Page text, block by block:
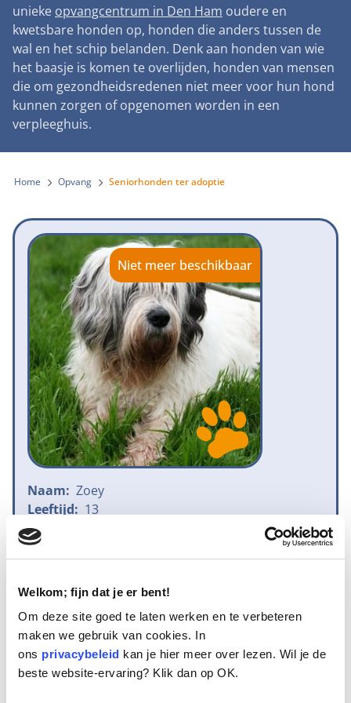
Welkom; fijn dat je er bent!
Om deze site goed te laten werken en te verbeteren
maken we gebruik van cookies. In
ons privacybeleid kan je hier meer over lezen. Wil je de
beste website-ervaring? Klik dan op OK.
Landelijke registratie bijtincidenten
Verantwoord fokbeleid
Landelijk vuurwerkverbod
Verplichte pre-aanschaf cursus
Gemeentelijk meldpunt bijtincidenten
Bescherming tegen grasaren
Lezingen
Symposium Gemeentelijk Dierenbeleid
Teken onze petitie
Steun als bedrijf
Adopteer een seniorhond
Sponsor een seniorhond
Steun als vrijwilliger
Honden voor Honden Loop
Vraag een donatiebox aan
Wat wij doen
Onze organisatie
Samenwerking
Jaarverslag
Vacatures
Donateursmagazine Hond
Onze successen voor honden
Contactgegevens
Pers
Nieuws
Nieuwsbrief
Incassodata
Zoeken
unieke opvangcentrum in Den Ham oudere en
kwetsbare honden op, honden die anders tussen de
wal en het schip belanden. Denk aan honden van wie
het baasje is komen te overlijden, honden van mensen
die om gezondheidsredenen niet meer voor hun hond
kunnen zorgen of opgenomen worden in een
verpleeghuis.
Home Opvang Seniorhonden ter adoptie
Niet meer beschikbaar
Naam: Zoey
Leeftijd: 13
Ras/type:
Geslacht:
Hoeveel dagen te gast geweest:
Geplaatst.
De eigenaresse van Zoey en Chester woonde met een groepje